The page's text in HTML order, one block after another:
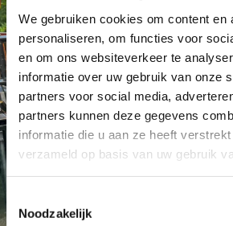
We gebruiken cookies om content en
personaliseren, om functies voor
en om ons websiteverkeer te
informatie over uw gebruik van onze
partners voor social media,
partners kunnen deze gegevens
informatie die u aan ze heeft
verzameld op basis van uw gebruik
o
Noodzakelijk